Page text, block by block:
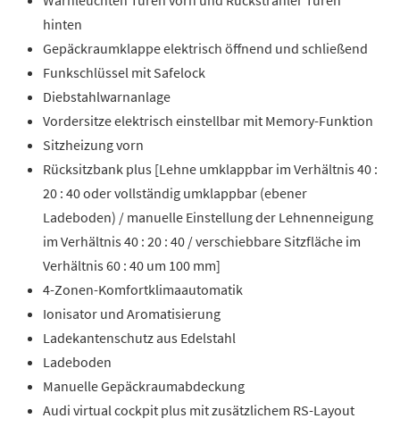
hinten
Gepäckraumklappe elektrisch öffnend und schließend
Funkschlüssel mit Safelock
Diebstahlwarnanlage
Vordersitze elektrisch einstellbar mit Memory-Funktion
Sitzheizung vorn
Rücksitzbank plus [Lehne umklappbar im Verhältnis 40 :
20 : 40 oder vollständig umklappbar (ebener
Ladeboden) / manuelle Einstellung der Lehnenneigung
im Verhältnis 40 : 20 : 40 / verschiebbare Sitzfläche im
Verhältnis 60 : 40 um 100 mm]
4-Zonen-Komfortklimaautomatik
Ionisator und Aromatisierung
Ladekantenschutz aus Edelstahl
Ladeboden
Manuelle Gepäckraumabdeckung
Audi virtual cockpit plus mit zusätzlichem RS-Layout